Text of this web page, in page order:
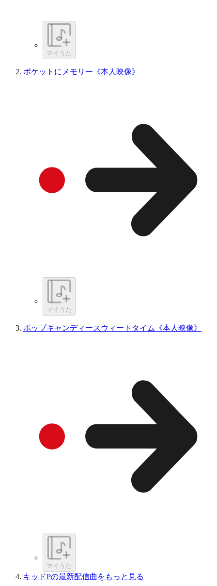
マイうた
ポケットにメモリー《本人映像》
マイうた
ポップキャンディースウィートタイム《本人映像》
マイうた
キッドPの最新配信曲をもっと見る